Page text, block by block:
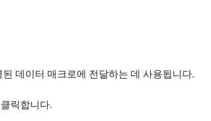
데이터 매크로에 전달하는 데 사용됩니다.
릭합니다.